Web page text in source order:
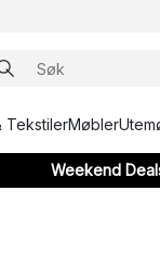
TekstilerMøbler
Weekend